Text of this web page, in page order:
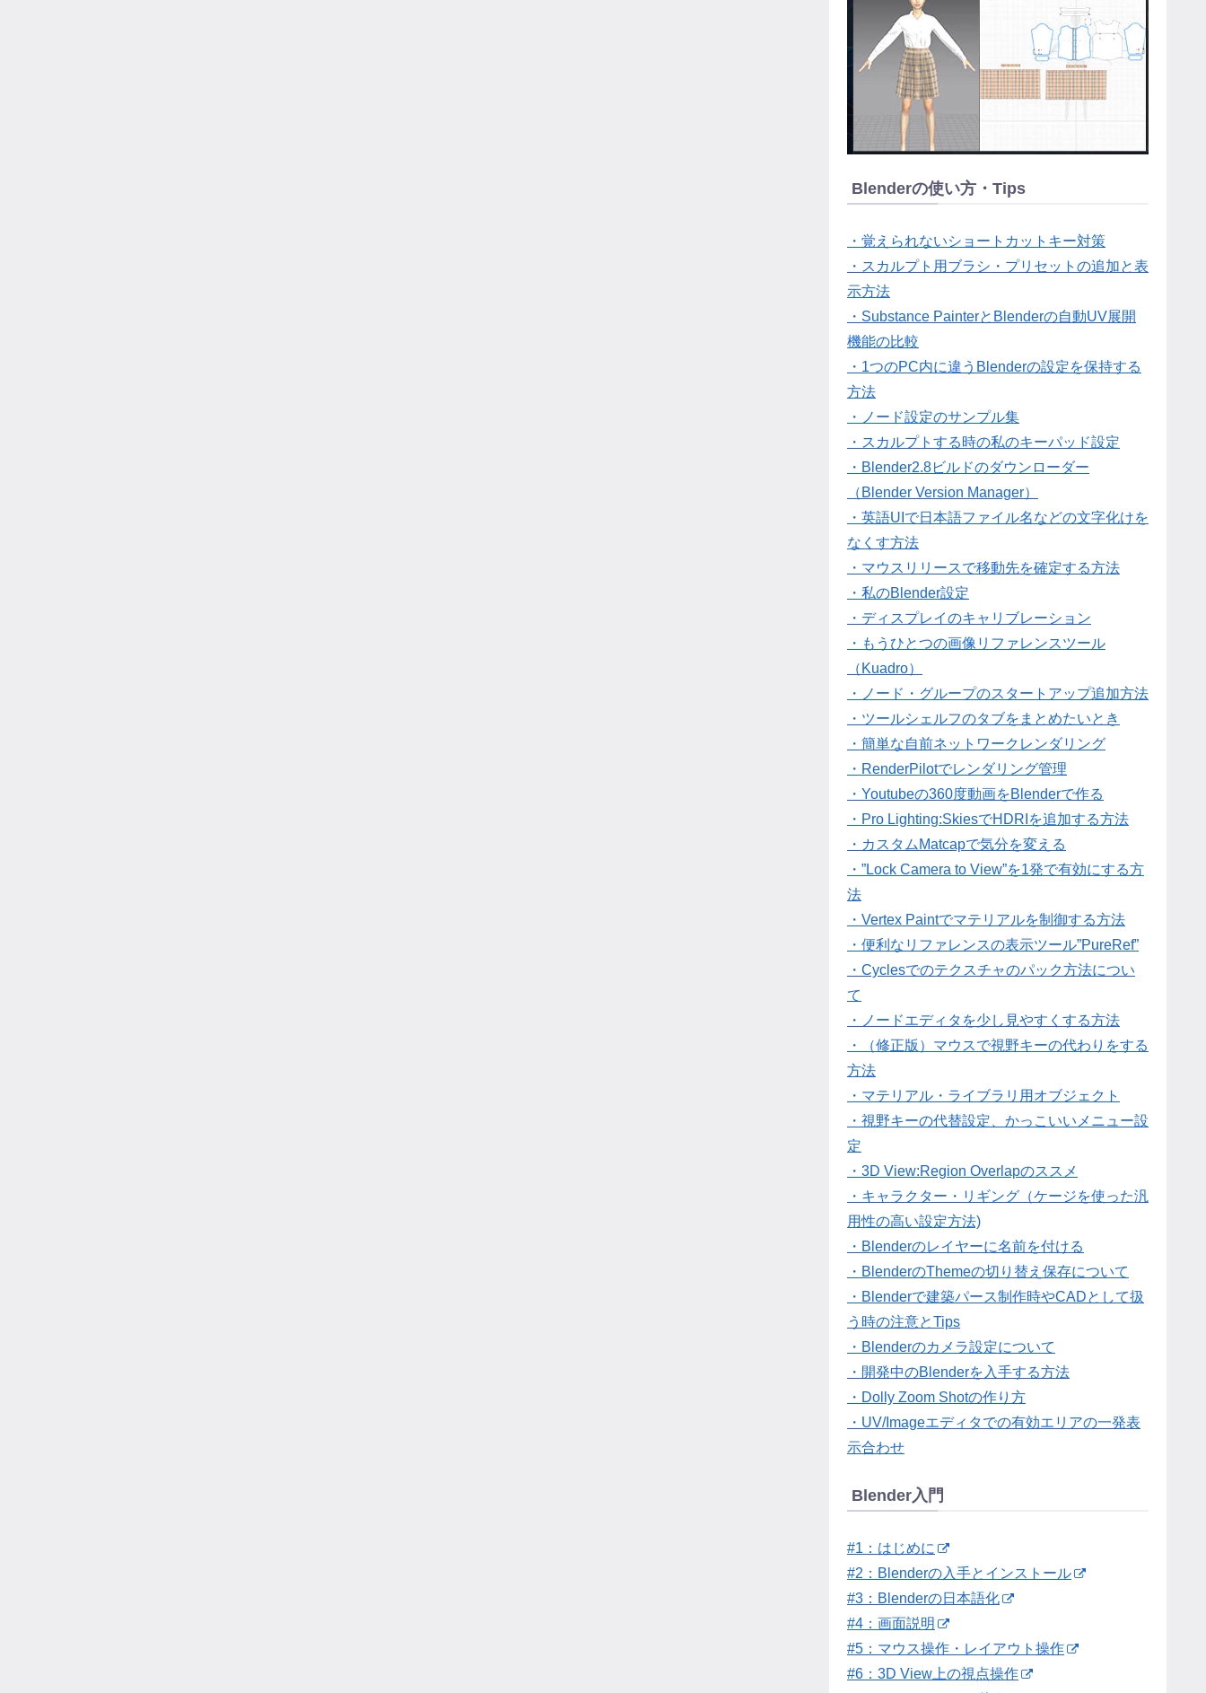
Blenderの使い方・Tips
・覚えられないショートカットキー対策
・スカルプト用ブラシ・プリセットの追加と表
示方法
・Substance PainterとBlenderの自動UV展開
機能の比較
・1つのPC内に違うBlenderの設定を保持する
方法
・ノード設定のサンプル集
・スカルプトする時の私のキーパッド設定
・Blender2.8ビルドのダウンローダー
（Blender Version Manager）
・英語UIで日本語ファイル名などの文字化けを
なくす方法
・マウスリリースで移動先を確定する方法
・私のBlender設定
・ディスプレイのキャリブレーション
・もうひとつの画像リファレンスツール
（Kuadro）
・ノード・グループのスタートアップ追加方法
・ツールシェルフのタブをまとめたいとき
・簡単な自前ネットワークレンダリング
・RenderPilotでレンダリング管理
・Youtubeの360度動画をBlenderで作る
・Pro Lighting:SkiesでHDRIを追加する方法
・カスタムMatcapで気分を変える
・”Lock Camera to View”を1発で有効にする方
法
・Vertex Paintでマテリアルを制御する方法
・便利なリファレンスの表示ツール”PureRef”
・Cyclesでのテクスチャのパック方法につい
て
・ノードエディタを少し見やすくする方法
・（修正版）マウスで視野キーの代わりをする
方法
・マテリアル・ライブラリ用オブジェクト
・視野キーの代替設定、かっこいいメニュー設
定
・3D View:Region Overlapのススメ
・キャラクター・リギング（ケージを使った汎
用性の高い設定方法)
・Blenderのレイヤーに名前を付ける
・BlenderのThemeの切り替え保存について
・Blenderで建築パース制作時やCADとして扱
う時の注意とTips
・Blenderのカメラ設定について
・開発中のBlenderを入手する方法
・Dolly Zoom Shotの作り方
・UV/Imageエディタでの有効エリアの一発表
示合わせ
Blender入門
#1：はじめに
#2：Blenderの入手とインストール
#3：Blenderの日本語化
#4：画面説明
#5：マウス操作・レイアウト操作
#6：3D View上の視点操作